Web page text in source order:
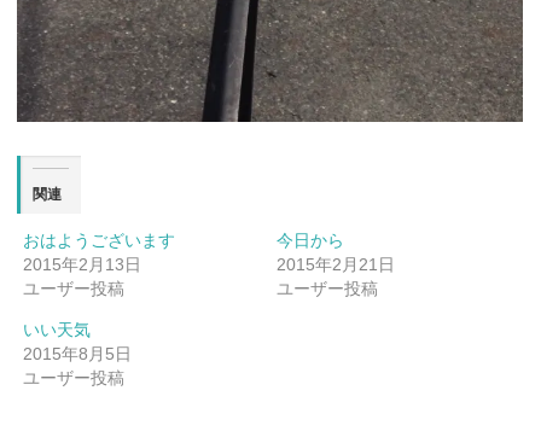
関連
おはようございます
2015年2月13日
ユーザー投稿
今日から
2015年2月21日
ユーザー投稿
いい天気
2015年8月5日
ユーザー投稿